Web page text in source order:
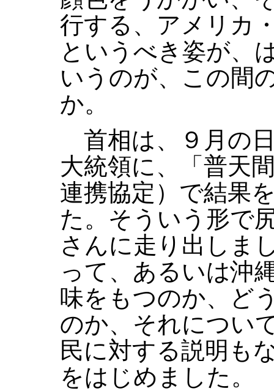
行する、アメリカ
というべき姿が、
いうのが、この間
か。
首相は、９月の
大統領に、「普天
連携協定）で結果
た。そういう形で
さんに走り出しま
って、あるいは沖
味をもつのか、ど
のか、それについ
民に対する説明も
をはじめました。